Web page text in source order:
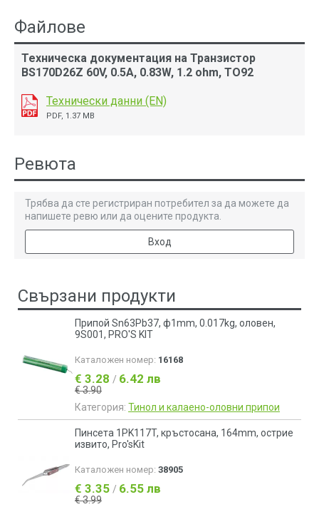
Файлове
Техническа документация на Транзистор
BS170D26Z 60V, 0.5A, 0.83W, 1.2 ohm, TO92
Технически данни (EN)
PDF, 1.37 MB
Ревюта
Трябва да сте регистриран потребител за да можете да
напишете ревю или да оцените продукта.
Вход
Свързани продукти
Припой Sn63Pb37, ф1mm, 0.017kg, оловен,
9S001, PRO'S KIT
Каталожен номер: 16168
€ 3.28 / 6.42 лв
€ 3.90
Категория: Тинол и калаено-оловни припои
Пинсета 1PK117T, кръстосана, 164mm, острие
извито, Pro'sKit
Каталожен номер: 38905
€ 3.35 / 6.55 лв
€ 3.99